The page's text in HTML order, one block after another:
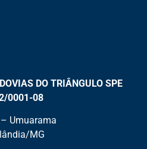
DO TRIÂNGULO SPE
0001-08
Umuarama
MG